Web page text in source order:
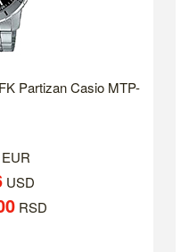
Partizan Casio MTP-
USD
RSD